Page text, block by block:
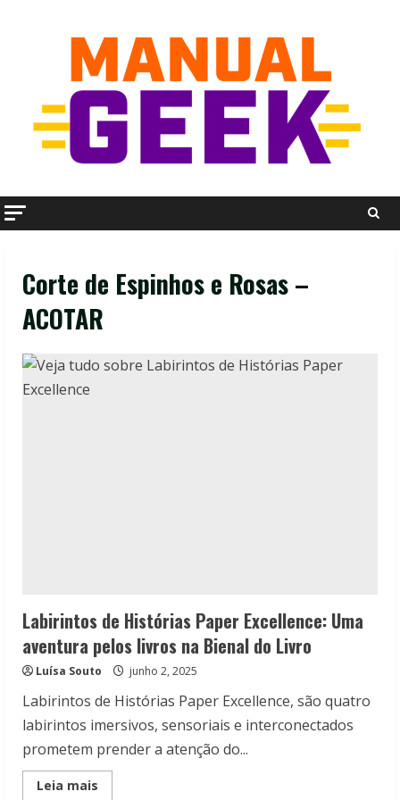
Corte de Espinhos e Rosas –
ACOTAR
Labirintos de Histórias Paper Excellence: Uma
aventura pelos livros na Bienal do Livro
Luísa Souto junho 2, 2025
Labirintos de Histórias Paper Excellence, são quatro
labirintos imersivos, sensoriais e interconectados
prometem prender a atenção do...
Leia mais